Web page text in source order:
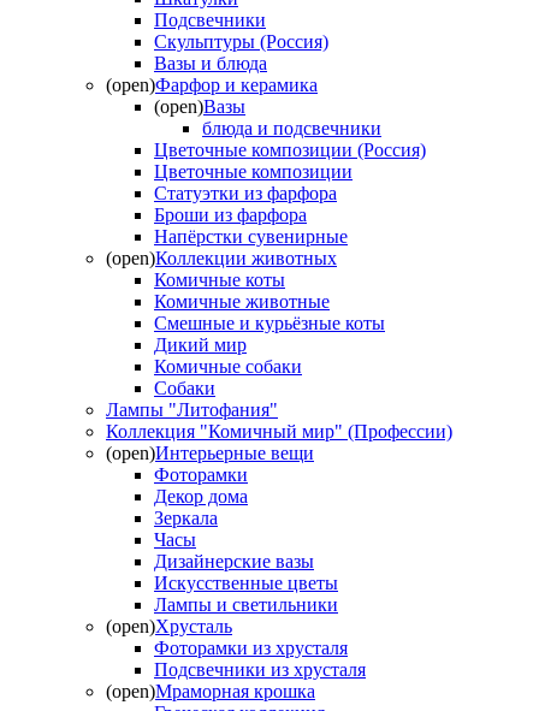
Подсвечники
Скульптуры (Россия)
Вазы и блюда
(open)Фарфор и керамика
(open)Вазы
блюда и подсвечники
Цветочные композиции (Россия)
Цветочные композиции
Статуэтки из фарфора
Броши из фарфора
Напёрстки сувенирные
(open)Коллекции животных
Комичные коты
Комичные животные
Смешные и курьёзные коты
Дикий мир
Комичные собаки
Собаки
Лампы "Литофания"
Коллекция "Комичный мир" (Профессии)
(open)Интерьерные вещи
Фоторамки
Декор дома
Зеркала
Часы
Дизайнерские вазы
Искусственные цветы
Лампы и светильники
(open)Хрусталь
Фоторамки из хрусталя
Подсвечники из хрусталя
(open)Мраморная крошка